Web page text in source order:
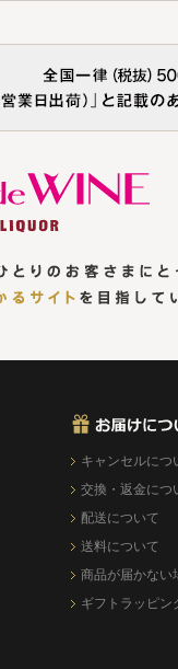
キャンセルにつ
交換・返金につ
配送について
送料について
商品が届かない
ギフトラッピン